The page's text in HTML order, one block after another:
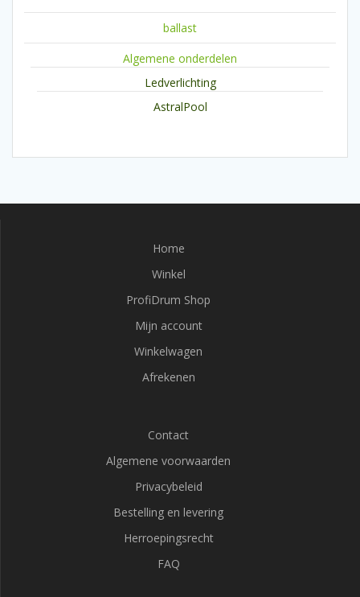
ballast
Algemene onderdelen
Ledverlichting
AstralPool
Home
Winkel
ProfiDrum Shop
Mijn account
Winkelwagen
Afrekenen
Contact
Algemene voorwaarden
Privacybeleid
Bestelling en levering
Herroepingsrecht
FAQ